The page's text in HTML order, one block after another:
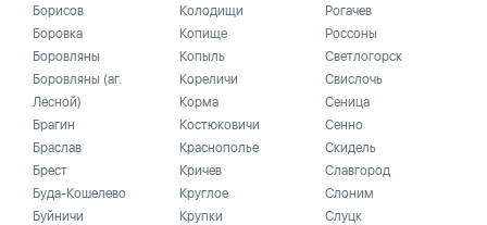
Борисов
Боровка
Боровляны
Боровляны (аг.
Лесной)
Брагин
Браслав
Брест
Буда-Кошелево
Буйничи
Колодищи
Копище
Копыль
Кореличи
Корма
Костюковичи
Краснополье
Кричев
Круглое
Крупки
Рогачев
Россоны
Светлогорск
Свислочь
Сеница
Сенно
Скидель
Славгород
Слоним
Слуцк